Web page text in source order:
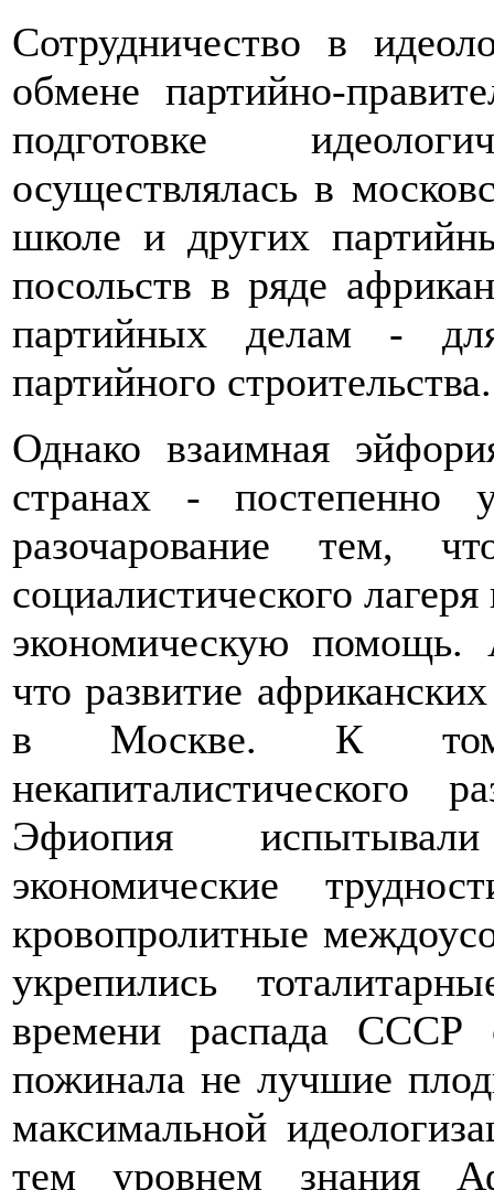
Сотрудничество в
обмене партийно-
подготовке
осуществлялась в
школе и других
посольств в ряде
партийных делам -
партийного строительства.
Однако взаимная
странах - постепенно
разочарование тем,
социалистического
экономическую
что развитие
в Москве. К
Эфиопия
экономические
кровопролитные
укрепились
времени распада СССР
пожинала не лучшие
максимальной
тем уровнем знания